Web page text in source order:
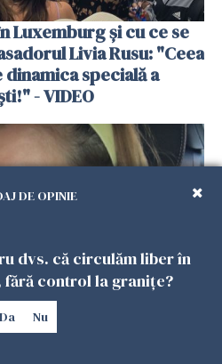
Luxemburg și cu ce se
Livia Rusu: "Ceea
specială a
- VIDEO
mai numeroși la clasa
DE OPINIE
dvs. că circulăm liber în
fără control la granițe?
Da Nu